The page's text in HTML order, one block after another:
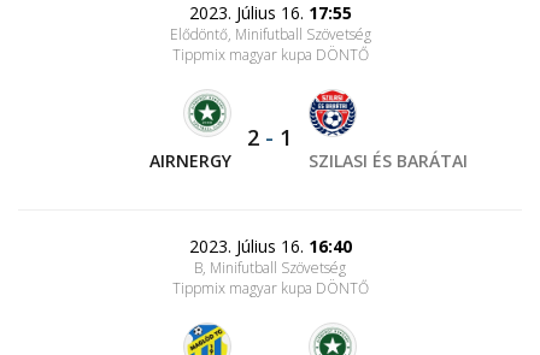
2023. Július 16. 17:55
Elődöntő, Minifutball Szövetség
Tippmix magyar kupa DÖNTŐ
AIRNERGY
2 - 1
SZILASI ÉS BARÁTAI
2023. Július 16. 16:40
B, Minifutball Szövetség
Tippmix magyar kupa DÖNTŐ